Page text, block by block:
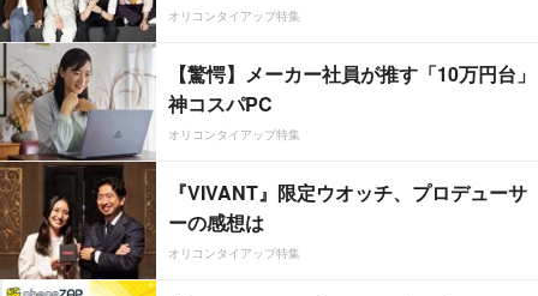
オリコンタイアップ特集
【驚愕】メーカー社員が推す「10万円台」
神コスパPC
オリコンタイアップ特集
『VIVANT』限定ウオッチ、プロデューサ
ーの感想は
オリコンタイアップ特集